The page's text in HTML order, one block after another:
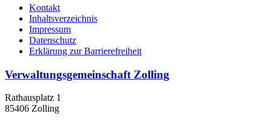
Kontakt
Inhaltsverzeichnis
Impressum
Datenschutz
Erklärung zur Barrierefreiheit
Verwaltungsgemeinschaft Zolling
Rathausplatz 1
85406 Zolling